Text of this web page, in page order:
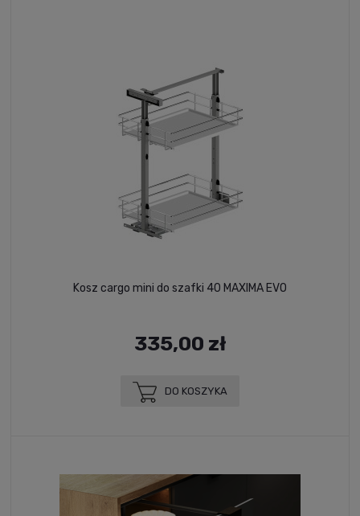
Kosz cargo mini do szafki 40 MAXIMA EVO
335,00 zł
DO KOSZYKA